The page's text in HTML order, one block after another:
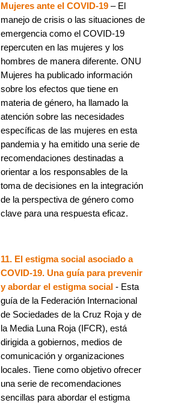
Mujeres ante el COVID-19 – El
manejo de crisis o las situaciones de
emergencia como el COVID-19
repercuten en las mujeres y los
hombres de manera diferente. ONU
Mujeres ha publicado información
sobre los efectos que tiene en
materia de género, ha llamado la
atención sobre las necesidades
específicas de las mujeres en esta
pandemia y ha emitido una serie de
recomendaciones destinadas a
orientar a los responsables de la
toma de decisiones en la integración
de la perspectiva de género como
clave para una respuesta eficaz.
11. El estigma social asociado a
COVID-19. Una guía para prevenir
y abordar el estigma social - Esta
guía de la Federación Internacional
de Sociedades de la Cruz Roja y de
la Media Luna Roja (IFCR), está
dirigida a gobiernos, medios de
comunicación y organizaciones
locales. Tiene como objetivo ofrecer
una serie de recomendaciones
sencillas para abordar el estigma